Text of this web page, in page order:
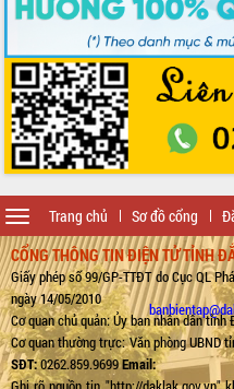
Trang chủ Sơ đồ cổng
Toggle
navigation
CỔNG THÔNG TIN ĐIỆN TỬ TỈNH
Giấy phép số 99/GP-TTĐT do Cục QL
ngày 14/05/2010
Cơ quan chủ quản: Ủy ban nhân dân tỉnh
Cơ quan thường trực: Văn phòng UBND
SĐT:0262.859.9699Email: